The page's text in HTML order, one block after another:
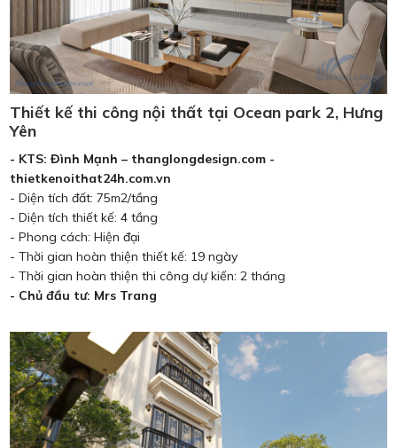
Thiết kế thi công nội thất tại Ocean park 2, Hưng
Yên
- KTS: Đình Mạnh – thanglongdesign.com -
thietkenoithat24h.com.vn
- Diện tích đất: 75m2/tầng
- Diện tích thiết kế: 4 tầng
- Phong cách: Hiện đại
- Thời gian hoàn thiện thiết kế: 19 ngày
- Thời gian hoàn thiện thi công dự kiến: 2 tháng
- Chủ đầu tư: Mrs Trang